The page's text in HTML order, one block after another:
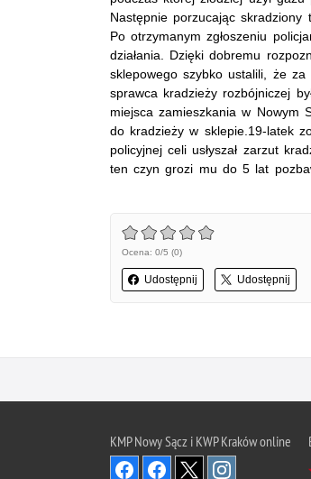
Następnie porzucając skradziony
Po otrzymanym zgłoszeniu
działania. Dzięki dobremu
sklepowego szybko ustalili, że
sprawca kradzieży rozbójniczej
miejsca zamieszkania w Nowym
do kradzieży w sklepie.19-latek
policyjnej celi usłyszał zarzut
ten czyn grozi mu do 5 lat
Ocena: 0/5 (0)
Udostępnij Udostępnij
KMP Nowy Sącz i KWP Kraków online